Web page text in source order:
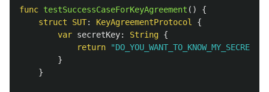
func testSuccessCaseForKeyAgreement ()
{
struct
SUT: KeyAgreementProtocol
{
var secretKey: String {
return
"DO_YOU_WANT_TO_KNOW_MY_SECRET"
}
}